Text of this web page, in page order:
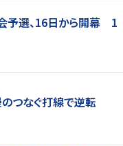
予選、16日から開幕 1
のつなぐ打線で逆転